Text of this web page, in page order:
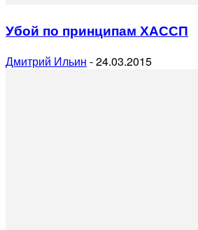
Убой по принципам ХАССП
Дмитрий Ильин -24.03.2015